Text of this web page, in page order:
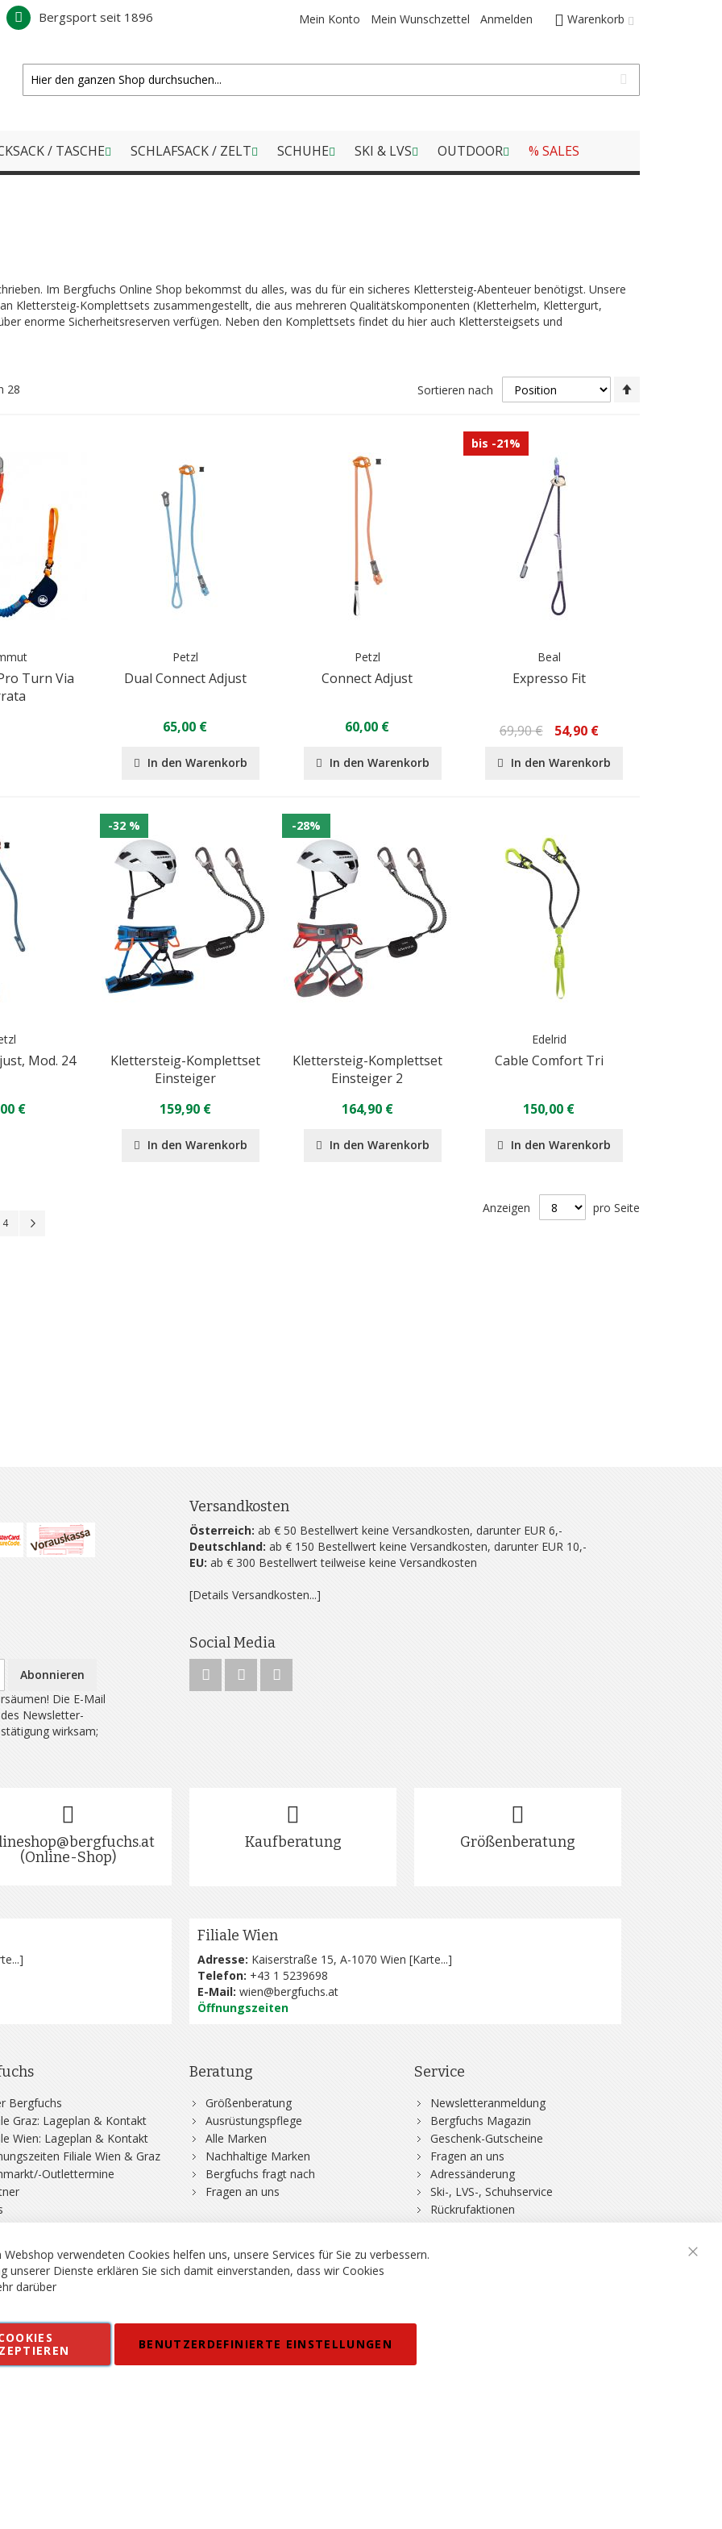
Warenkorb
Mein Konto Mein Wunschzettel Anmelden
Bergsport seit 1896
/ TASCHE SCHLAFSACK / ZELT SCHUHE SKI & LVS OUTDOOR % SALES
Im Bergfuchs Online Shop bekommst du alles, was du für ein sicheres Klettersteig-Abenteuer benötigst. Unsere
Klettersteig-Komplettsets zusammengestellt, die aus mehreren Qualitätskomponenten (Kletterhelm, Klettergurt,
enorme Sicherheitsreserven verfügen. Neben den Komplettsets findet du hier auch Klettersteigsets und
28 Sortieren nach
Turn Via
Petzl
Dual Connect Adjust
65,00 €
In den Warenkorb
Petzl
Connect Adjust
60,00 €
In den Warenkorb
bis -21%
Beal
Expresso Fit
69,90 € 54,90 €
In den Warenkorb
Mod. 24
€
-32 %
Klettersteig-Komplettset
Einsteiger
159,90 €
In den Warenkorb
-28%
Klettersteig-Komplettset
Einsteiger 2
164,90 €
In den Warenkorb
Edelrid
Cable Comfort Tri
150,00 €
In den Warenkorb
Seite
4
Anzeigen pro Seite
Versandkosten
Österreich: ab € 50 Bestellwert keine Versandkosten, darunter EUR 6,-
Deutschland: ab € 150 Bestellwert keine Versandkosten, darunter EUR 10,-
EU: ab € 300 Bestellwert teilweise keine Versandkosten
[Details Versandkosten...]
Abonnieren
Die E-Mail
Newsletter-
wirksam;
Social Media
(Online-Shop)
Kaufberatung Größenberatung
]
Filiale Wien
Adresse: Kaiserstraße 15, A-1070 Wien [Karte...]
Telefon: +43 1 5239698
E-Mail: wien@bergfuchs.at
Öffnungszeiten
Bergfuchs
Graz: Lageplan & Kontakt
Wien: Lageplan & Kontakt
Filiale Wien & Graz
Outlettermine
Beratung
Größenberatung
Ausrüstungspflege
Alle Marken
Nachhaltige Marken
Bergfuchs fragt nach
Fragen an uns
Service
Newsletteranmeldung
Bergfuchs Magazin
Geschenk-Gutscheine
Fragen an uns
Adressänderung
Ski-, LVS-, Schuhservice
Rückrufaktionen
DSV-Skiversicherung
Kontakt AGB Datenschutz
Barrierefreiheitserklärung
in EUR, Angebot solange Vorrat reicht. Fehler, Irrtümer und Preisänderungen vorbehalten.
Webshop verwendeten Cookies helfen uns, unsere Services für Sie zu verbessern.
unserer Dienste erklären Sie sich damit einverstanden, dass wir Cookies
darüber
BENUTZERDEFINIERTE EINSTELLUNGEN